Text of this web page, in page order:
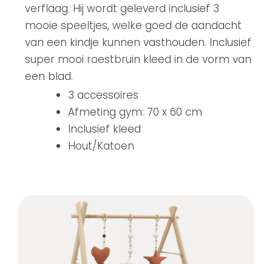
verflaag. Hij wordt geleverd inclusief 3
mooie speeltjes, welke goed de aandacht
van een kindje kunnen vasthouden. Inclusief
super mooi roestbruin kleed in de vorm van
een blad.
3 accessoires
Afmeting gym: 70 x 60 cm
Inclusief kleed
Hout/Katoen